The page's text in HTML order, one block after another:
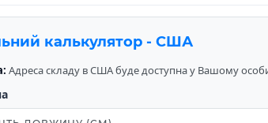
калькулятор - США
Адреса складу в США буде доступна у Вашому